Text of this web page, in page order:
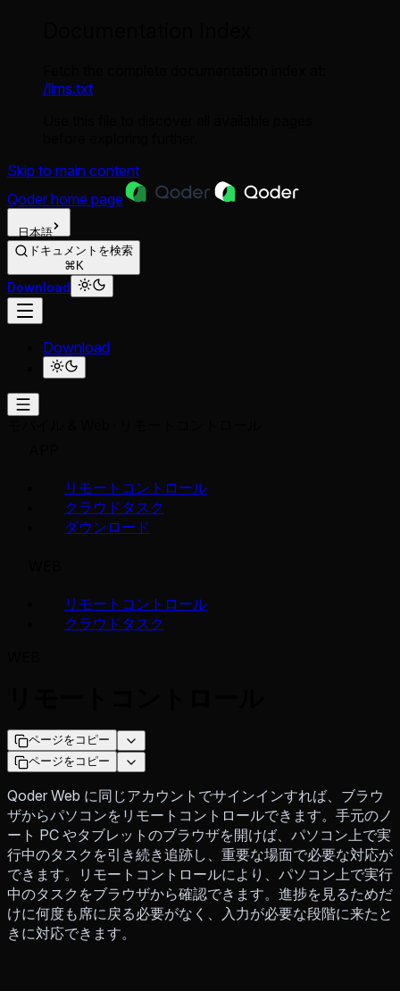
/llms.txt
Skip to main content
Qoder home page
日本語
ドキュメントを検索
⌘K
Download
Download
リモートコントロール
クラウドタスク
ダウンロード
リモートコントロール
クラウドタスク
ページをコピー
ページをコピー
Qoder Web に同じアカウントでサインインすれば、ブラウ
ザからパソコンをリモートコントロールできます。手元のノ
ート PC やタブレットのブラウザを開けば、パソコン上で実
行中のタスクを引き続き追跡し、重要な場面で必要な対応が
できます。リモートコントロールにより、パソコン上で実行
中のタスクをブラウザから確認できます。進捗を見るためだ
けに何度も席に戻る必要がなく、入力が必要な段階に来たと
きに対応できます。